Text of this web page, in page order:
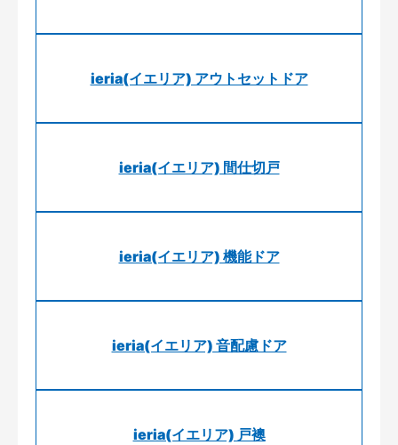
ieria(イエリア) アウトセットドア
ieria(イエリア) 間仕切戸
ieria(イエリア) 機能ドア
ieria(イエリア) 音配慮ドア
ieria(イエリア) 戸襖